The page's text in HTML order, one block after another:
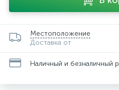
Местоположение
Доставка от
Наличный и безналичный